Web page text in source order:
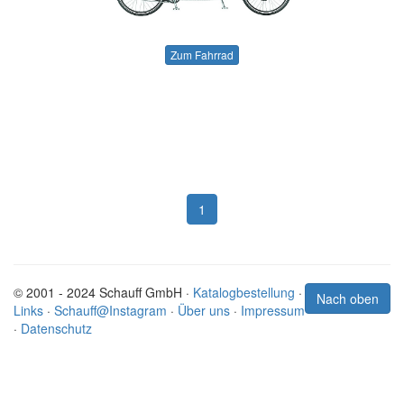
Zum Fahrrad
1
Nach oben
© 2001 - 2024 Schauff GmbH · Katalogbestellung ·
Links · Schauff@Instagram · Über uns · Impressum
· Datenschutz